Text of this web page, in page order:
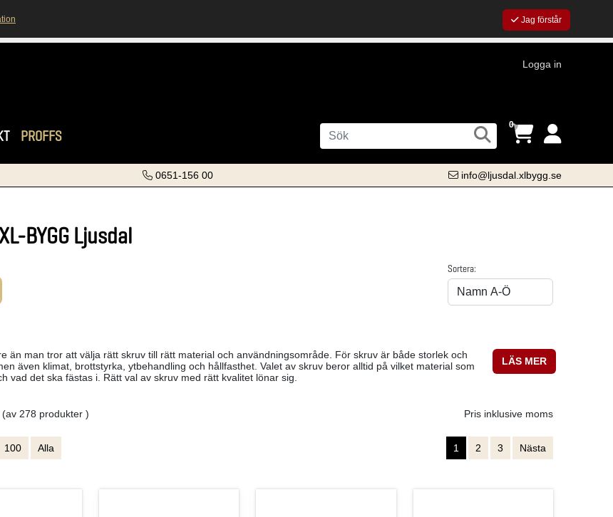
Jag förstår
Logga in
PROFFS
0
0651-156 00 info@ljusdal.xlbygg.se
BYGG Ljusdal
Sortera:
LÄS MER
än man tror att välja rätt skruv till rätt material och användningsområde. För skruv är både storlek och
även klimat, brottstyrka, ytbehandling och hållfasthet. Valet av skruv beror alltid på vilket material som
vad det ska fästas i. Rätt val av skruv med rätt kvalitet lönar sig.
278 produkter ) Pris inklusive moms
100 Alla 1 2 3 Nästa